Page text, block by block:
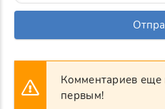
Комментариев еще
первым!